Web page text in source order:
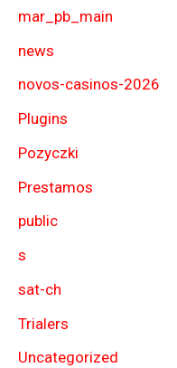
mar_pb_main
news
novos-casinos-2026
Plugins
Pozyczki
Prestamos
public
s
sat-ch
Trialers
Uncategorized